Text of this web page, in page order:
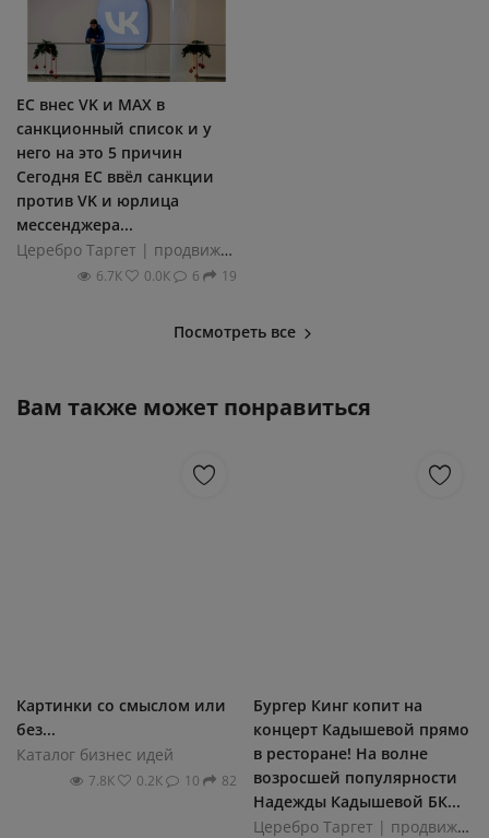
ЕС внес VK и MAX в
санкционный список и у
него на это 5 причин
Сегодня ЕС ввёл санкции
против VK и юрлица
мессенджера...
Церебро Таргет | продвижение
6.7К 0.0К 6 19
Посмотреть все
Вам также может понравиться
Картинки со смыслом или
без...
Каталог бизнес идей
7.8К 0.2К 10 82
Бургер Кинг копит на
концерт Кадышевой прямо
в ресторане! На волне
возросшей популярности
Надежды Кадышевой БК...
Церебро Таргет | продвижение